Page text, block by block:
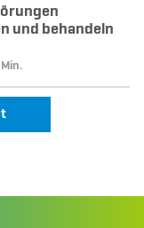
und behandeln